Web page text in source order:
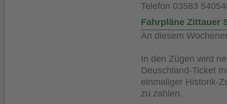
Telefon 03583
Fahrpläne Zittauer
An diesem
In den Zügen wird
Deuschland-Ticket
einmaliger Historik-
zu zahlen.